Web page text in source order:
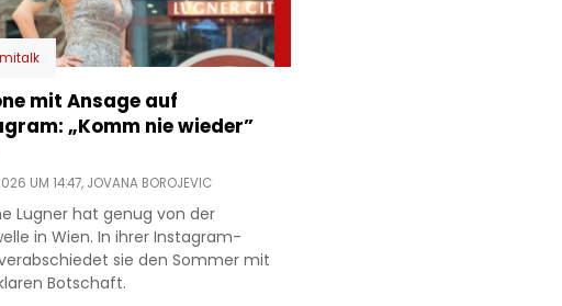
mit Ansage auf
„Komm nie wieder”
UM 14:47, JOVANA BOROJEVIC
Lugner hat genug von der
in Wien. In ihrer Instagram-
sie den Sommer mit
Botschaft.